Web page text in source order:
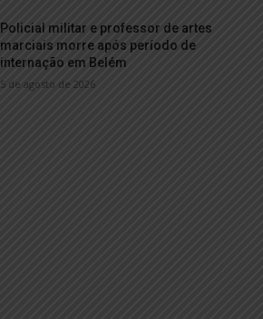
Policial militar e professor de artes
marciais morre após período de
internação em Belém
5 de agosto de 2026